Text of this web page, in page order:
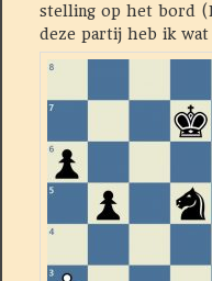
stelling op het bord
deze partij heb ik wat